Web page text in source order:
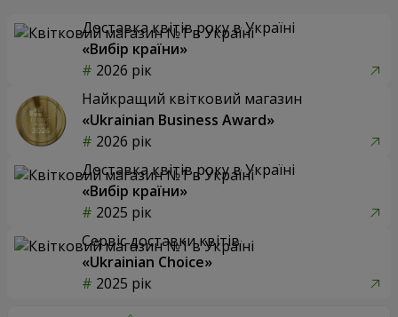
Доставка квітів року в Україні
«Вибір країни»
2026 рік
Найкращий квітковий магазин
«Ukrainian Business Award»
2026 рік
Доставка квітів року в Україні
«Вибір країни»
2025 рік
Сервіс доставки квітів
«Ukrainian Choice»
2025 рік